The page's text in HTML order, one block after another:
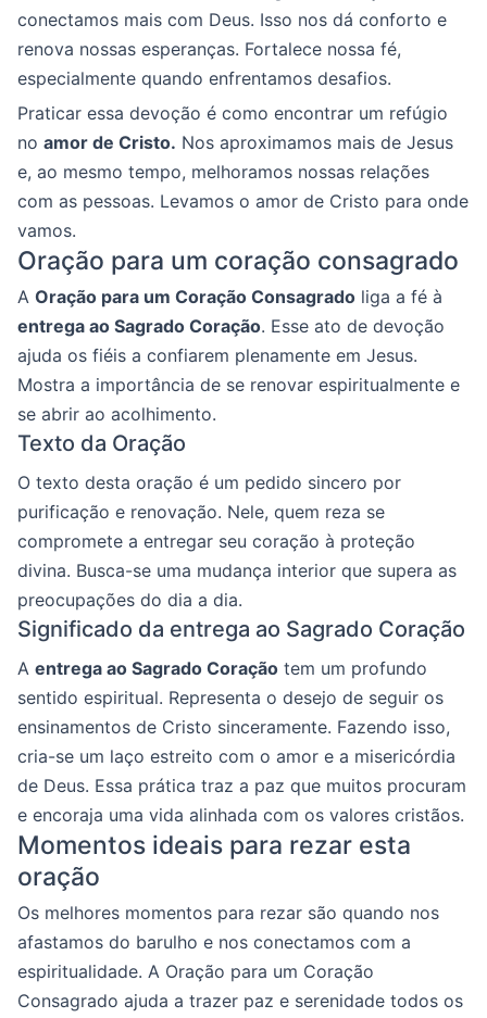
conectamos mais com Deus. Isso nos dá conforto e
renova nossas esperanças. Fortalece nossa fé,
especialmente quando enfrentamos desafios.
Praticar essa devoção é como encontrar um refúgio
no amor de Cristo. Nos aproximamos mais de Jesus
e, ao mesmo tempo, melhoramos nossas relações
com as pessoas. Levamos o amor de Cristo para onde
vamos.
Oração para um coração consagrado
A Oração para um Coração Consagrado liga a fé à
entrega ao Sagrado Coração. Esse ato de devoção
ajuda os fiéis a confiarem plenamente em Jesus.
Mostra a importância de se renovar espiritualmente e
se abrir ao acolhimento.
Texto da Oração
O texto desta oração é um pedido sincero por
purificação e renovação. Nele, quem reza se
compromete a entregar seu coração à proteção
divina. Busca-se uma mudança interior que supera as
preocupações do dia a dia.
Significado da entrega ao Sagrado Coração
A entrega ao Sagrado Coração tem um profundo
sentido espiritual. Representa o desejo de seguir os
ensinamentos de Cristo sinceramente. Fazendo isso,
cria-se um laço estreito com o amor e a misericórdia
de Deus. Essa prática traz a paz que muitos procuram
e encoraja uma vida alinhada com os valores cristãos.
Momentos ideais para rezar esta
oração
Os melhores momentos para rezar são quando nos
afastamos do barulho e nos conectamos com a
espiritualidade. A Oração para um Coração
Consagrado ajuda a trazer paz e serenidade todos os